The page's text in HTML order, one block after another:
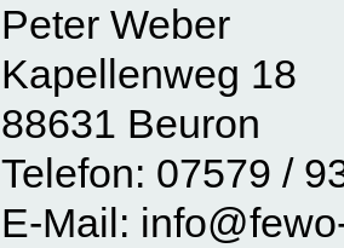
Peter Weber
Kapellenweg 18
88631 Beuron
Telefon: 07579 /
E-Mail: